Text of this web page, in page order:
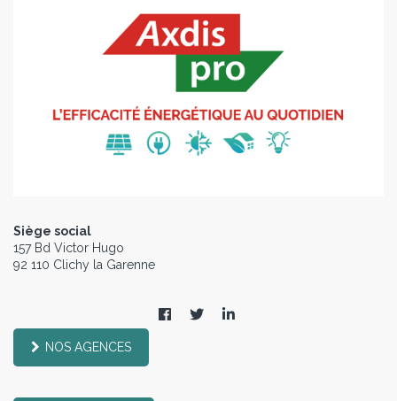
Siège social
157 Bd Victor Hugo
92 110 Clichy la Garenne
NOS AGENCES